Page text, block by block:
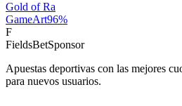
Gold of Ra
GameArt96%
F
FieldsBetSponsor
Apuestas deportivas con las mejores
para nuevos usuarios.